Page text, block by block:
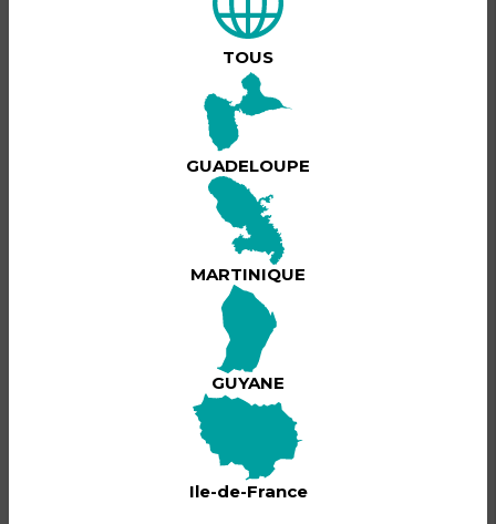
Le 24 avril, Gazo sera en concert au Palais des du Gosier
pour une date exceptionnelle en Guadeloupe
C’est la toute première fois qu’il se produit ici dans ce
format. Une seule date, une seule scène, une
scénographie pensée spécialement pour l’événement.
Dès 17h, le lieu ouvrira ses portes pour une soirée intense,
Ambiance puissante, public chaud, énergie brute
Tout est réuni pour vivre un moment fort, différent de ce
Un concert unique, une expérience à part, un rendez-
Lire plus
ÉVÈNEMENT ANNULÉ
TOUS
GUADELOUPE
MARTINIQUE
GUYANE
Ile-de-France